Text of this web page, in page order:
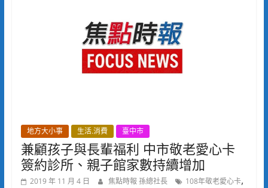
地方大小事 生活.消費 臺中市
兼顧孩子與長輩福利 中市敬老愛心卡
簽約診所、親子館家數持續增加
2019 年 11 月 4 日 焦點時報 孫總社長 108年敬老愛心卡,